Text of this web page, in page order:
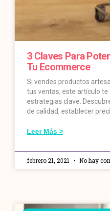
3 Claves Para
Tu Ecommerce
Si vendes productos
tus ventas, este artículo
estrategias clave.
de calidad, establecer
Leer Más >
febrero 21, 2021 No hay